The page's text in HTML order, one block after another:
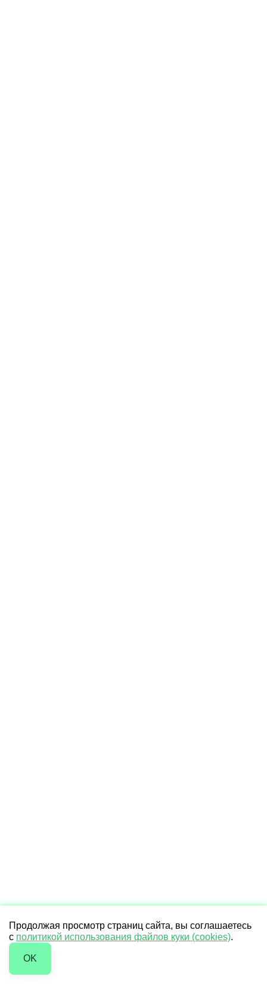
Продолжая просмотр страниц сайта, вы соглашаетесь
с политикой использования файлов куки (cookies).
OK